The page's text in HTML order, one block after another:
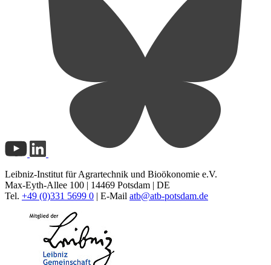
Leibniz-Institut für Agrartechnik und Bioökonomie e.V.
Max-Eyth-Allee 100 | 14469 Potsdam | DE
Tel. +49 (0)331 5699 0 | E-Mail atb@atb-potsdam.de